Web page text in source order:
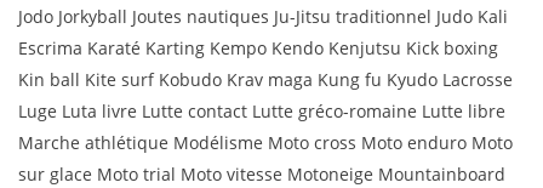
Jodo Jorkyball Joutes nautiques Ju-Jitsu traditionnel Judo Kali
Escrima Karaté Karting Kempo Kendo Kenjutsu Kick boxing
Kin ball Kite surf Kobudo Krav maga Kung fu Kyudo Lacrosse
Luge Luta livre Lutte contact Lutte gréco-romaine Lutte libre
Marche athlétique Modélisme Moto cross Moto enduro Moto
sur glace Moto trial Moto vitesse Motoneige Mountainboard